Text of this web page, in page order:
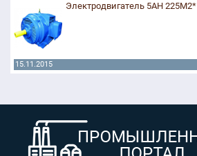
Электродвигатель 5АН 225М2*
15.11.2015